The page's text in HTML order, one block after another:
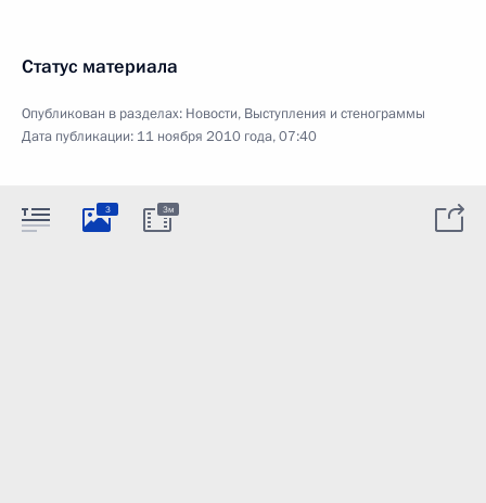
Статус материала
Опубликован в разделах: Новости, Выступления и стенограммы
Дата публикации: 11 ноября 2010 года, 07:40
3 3м